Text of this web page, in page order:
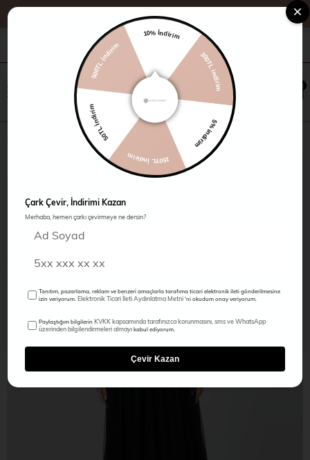
+90 216 485 60 90 Kampanyalar
0
10% İndirim
300TL indirim
5% indirim
150TL İndirim
50TL İndirim
500TL İndirim
Çark Çevir, İndirimi Kazan
Merhaba, hemen çarkı çevirmeye ne dersin?
Tanıtım, pazarlama, reklam ve benzeri amaçlarla tarafıma ticari elektronik ileti gönderilmesine
izin veriyorum.Elektronik Ticari İleti Aydınlatma Metni'ni okudum onay veriyorum.
Paylaştığım bilgilerinKVKK kapsamında tarafınızca korunmasını, sms ve WhatsApp
üzerinden bilgilendirmeleri almayıkabul ediyorum.
Çevir Kazan